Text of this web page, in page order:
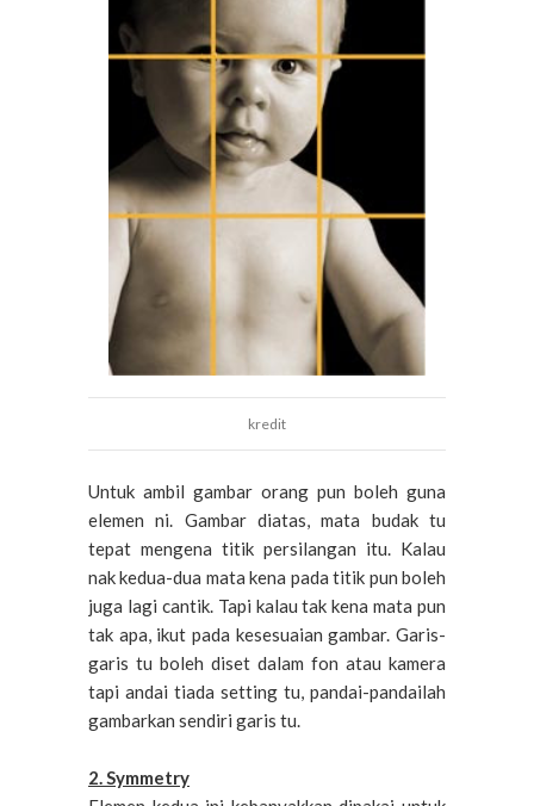
kredit
Untuk ambil gambar orang pun boleh guna
elemen ni. Gambar diatas, mata budak tu
tepat mengena titik persilangan itu. Kalau
nak kedua-dua mata kena pada titik pun boleh
juga lagi cantik. Tapi kalau tak kena mata pun
tak apa, ikut pada kesesuaian gambar. Garis-
garis tu boleh diset dalam fon atau kamera
tapi andai tiada setting tu, pandai-pandailah
gambarkan sendiri garis tu.
2. Symmetry